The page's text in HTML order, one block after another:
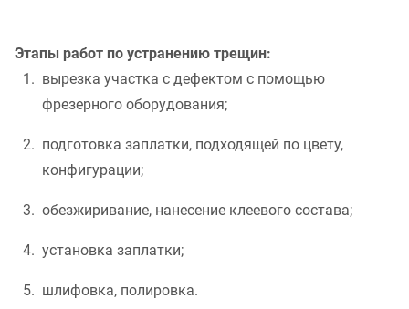
Этапы работ по устранению трещин:
вырезка участка с дефектом с помощью
фрезерного оборудования;
подготовка заплатки, подходящей по цвету,
конфигурации;
обезжиривание, нанесение клеевого состава;
установка заплатки;
шлифовка, полировка.